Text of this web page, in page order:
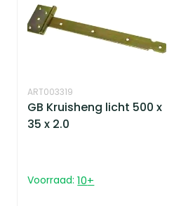
ART003319
GB Kruisheng licht 500 x
35 x 2.0
Voorraad: 10+